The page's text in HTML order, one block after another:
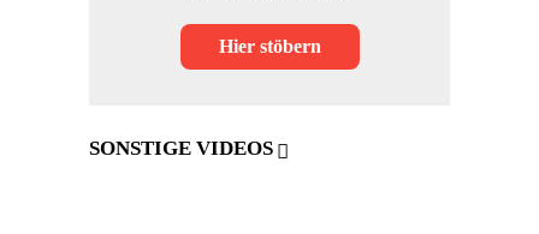
Hier stöbern
SONSTIGE VIDEOS